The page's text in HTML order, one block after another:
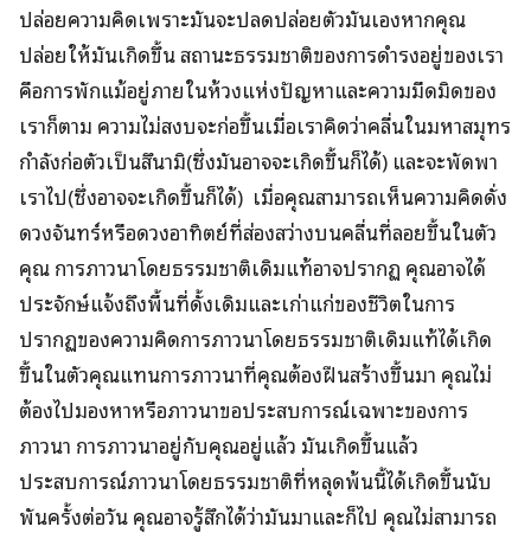
ปล่อยความคิดเพราะมันจะปลดปล่อยตัวมันเองหากคุณ
ปล่อยให้มันเกิดขึ้น สถานะธรรมชาติของการดำรงอยู่ของเรา
คือการพักแม้อยู่ภายในห้วงแห่งปัญหาและความมืดมิดของ
เราก็ตาม ความไม่สงบจะก่อขึ้นเมื่อเราคิดว่าคลื่นในมหาสมุทร
กำลังก่อตัวเป็นสึนามิ(ซึ่งมันอาจจะเกิดขึ้นก็ได้) และจะพัดพา
เราไป(ซึ่งอาจจะเกิดขึ้นก็ได้) เมื่อคุณสามารถเห็นความคิดดั่ง
ดวงจันทร์หรือดวงอาทิตย์ที่ส่องสว่างบนคลื่นที่ลอยขึ้นในตัว
คุณ การภาวนาโดยธรรมชาติเดิมแท้อาจปรากฏ คุณอาจได้
ประจักษ์แจ้งถึงพื้นที่ดั้งเดิมและเก่าแก่ของชีวิตในการ
ปรากฏของความคิดการภาวนาโดยธรรมชาติเดิมแท้ได้เกิด
ขึ้นในตัวคุณแทนการภาวนาที่คุณต้องฝืนสร้างขึ้นมา คุณไม่
ต้องไปมองหาหรือภาวนาขอประสบการณ์เฉพาะของการ
ภาวนา การภาวนาอยู่กับคุณอยู่แล้ว มันเกิดขึ้นแล้ว
ประสบการณ์ภาวนาโดยธรรมชาติที่หลุดพ้นนี้ได้เกิดขึ้นนับ
พันครั้งต่อวัน คุณอาจรู้สึกได้ว่ามันมาและก็ไป คุณไม่สามารถ